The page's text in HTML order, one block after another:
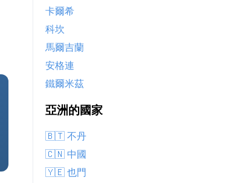
卡爾希
科坎
馬爾吉蘭
安格連
鐵爾米茲
亞洲的國家
🇧🇹 不丹
🇨🇳 中國
🇾🇪 也門